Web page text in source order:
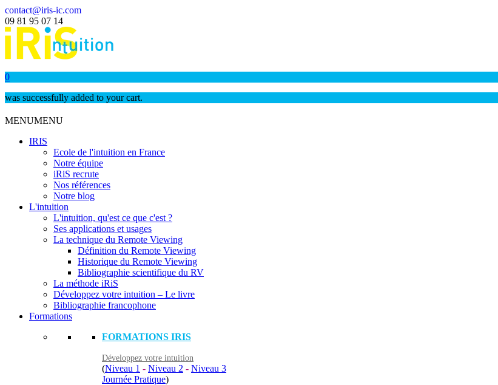
contact@iris-ic.com
09 81 95 07 14
0
was successfully added to your cart.
MENUMENU
IRIS
Ecole de l'intuition en France
Notre équipe
iRiS recrute
Nos références
Notre blog
L'intuition
L'intuition, qu'est ce que c'est ?
Ses applications et usages
La technique du Remote Viewing
Définition du Remote Viewing
Historique du Remote Viewing
Bibliographie scientifique du RV
La méthode iRiS
Développez votre intuition – Le livre
Bibliographie francophone
Formations
FORMATIONS IRIS
Développez votre intuition
(Niveau 1 - Niveau 2 - Niveau 3
Journée Pratique)